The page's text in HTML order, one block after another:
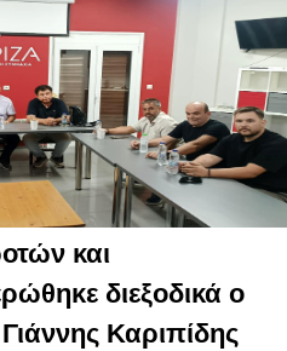
και
διεξοδικά ο
Καριπίδης